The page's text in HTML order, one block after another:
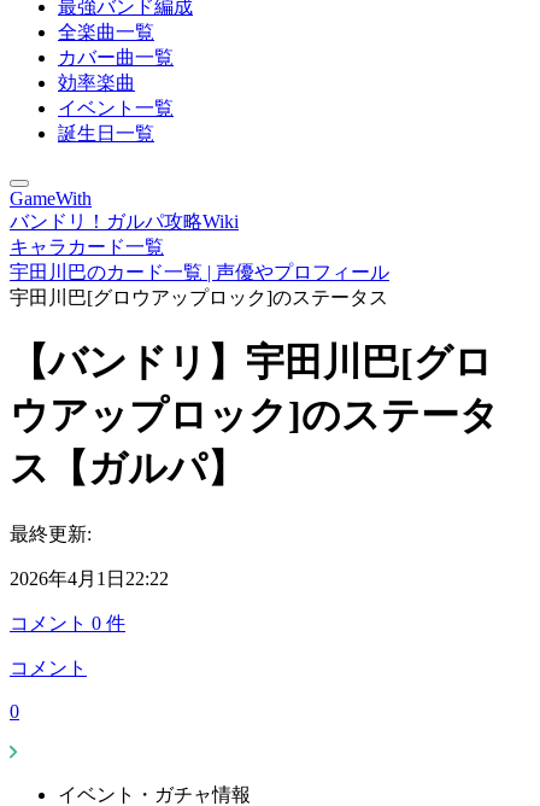
最強バンド編成
全楽曲一覧
カバー曲一覧
効率楽曲
イベント一覧
誕生日一覧
GameWith
バンドリ！ガルパ攻略Wiki
キャラカード一覧
宇田川巴のカード一覧 | 声優やプロフィール
宇田川巴[グロウアップロック]のステータス
【バンドリ】宇田川巴[グロ
ウアップロック]のステータ
ス【ガルパ】
最終更新:
2026年4月1日22:22
コメント 0 件
コメント
0
イベント・ガチャ情報